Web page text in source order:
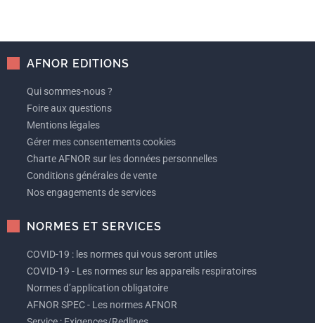
AFNOR EDITIONS
Qui sommes-nous ?
Foire aux questions
Mentions légales
Gérer mes consentements cookies
Charte AFNOR sur les données personnelles
Conditions générales de vente
Nos engagements de services
NORMES ET SERVICES
COVID-19 : les normes qui vous seront utiles
COVID-19 - Les normes sur les appareils respiratoires
Normes d’application obligatoire
AFNOR SPEC - Les normes AFNOR